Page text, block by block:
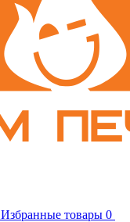
Избранные товары 0